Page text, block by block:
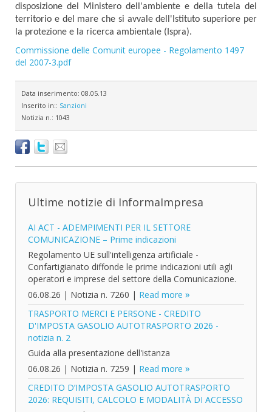
disposizione del Ministero dell'ambiente e della tutela del
territorio e del mare che si avvale dell'Istituto superiore per
la protezione e la ricerca ambientale (Ispra).
Commissione delle Comunit europee - Regolamento 1497
del 2007-3.pdf
Data inserimento: 08.05.13
Inserito in:: Sanzioni
Notizia n.: 1043
Ultime notizie di InformaImpresa
AI ACT - ADEMPIMENTI PER IL SETTORE
COMUNICAZIONE – Prime indicazioni
Regolamento UE sull'intelligenza artificiale -
Confartigianato diffonde le prime indicazioni utili agli
operatori e imprese del settore della Comunicazione.
06.08.26 | Notizia n. 7260 | Read more
TRASPORTO MERCI E PERSONE - CREDITO
D'IMPOSTA GASOLIO AUTOTRASPORTO 2026 -
notizia n. 2
Guida alla presentazione dell'istanza
06.08.26 | Notizia n. 7259 | Read more
CREDITO D’IMPOSTA GASOLIO AUTOTRASPORTO
2026: REQUISITI, CALCOLO E MODALITÀ DI ACCESSO